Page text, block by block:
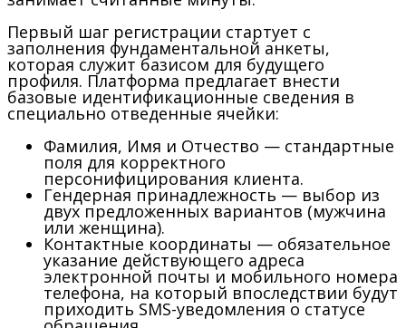
Первый шаг регистрации стартует с
заполнения фундаментальной анкеты,
которая служит базисом для будущего
профиля. Платформа предлагает внести
базовые идентификационные сведения в
специально отведенные ячейки:
Фамилия, Имя и Отчество — стандартные
поля для корректного
персонифицирования клиента.
Гендерная принадлежность — выбор из
двух предложенных вариантов (мужчина
или женщина).
Контактные координаты — обязательное
указание действующего адреса
электронной почты и мобильного номера
телефона, на который впоследствии будут
приходить SMS-уведомления о статусе